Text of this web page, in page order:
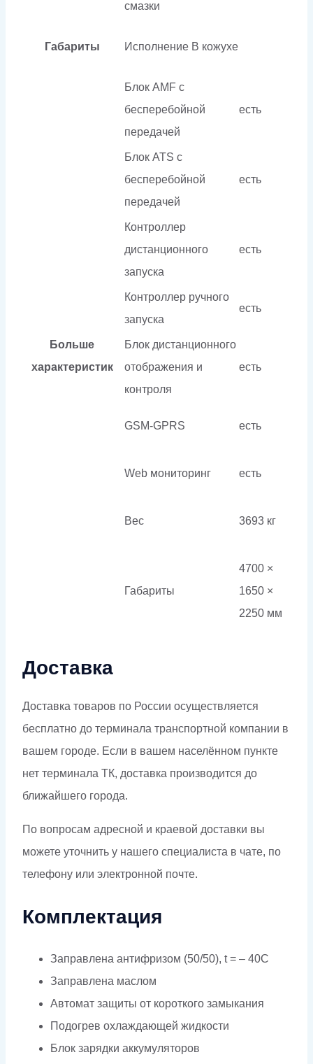
смазки
Габариты Исполнение В кожухе
Больше
характеристик
Блок AMF с
бесперебойной
передачей
есть
Блок ATS с
бесперебойной
передачей
есть
Контроллер
дистанционного
запуска
есть
Контроллер ручного
запуска
есть
Блок дистанционного
отображения и
контроля
есть
GSM-GPRS есть
Web мониторинг есть
Вес 3693 кг
Габариты
4700 ×
1650 ×
2250 мм
Доставка
Доставка товаров по России осуществляется
бесплатно до терминала транспортной компании в
вашем городе. Если в вашем населённом пункте
нет терминала ТК, доставка производится до
ближайшего города.
По вопросам адресной и краевой доставки вы
можете уточнить у нашего специалиста в чате, по
телефону или электронной почте.
Комплектация
Заправлена антифризом (50/50), t = – 40C
Заправлена маслом
Автомат защиты от короткого замыкания
Подогрев охлаждающей жидкости
Блок зарядки аккумуляторов